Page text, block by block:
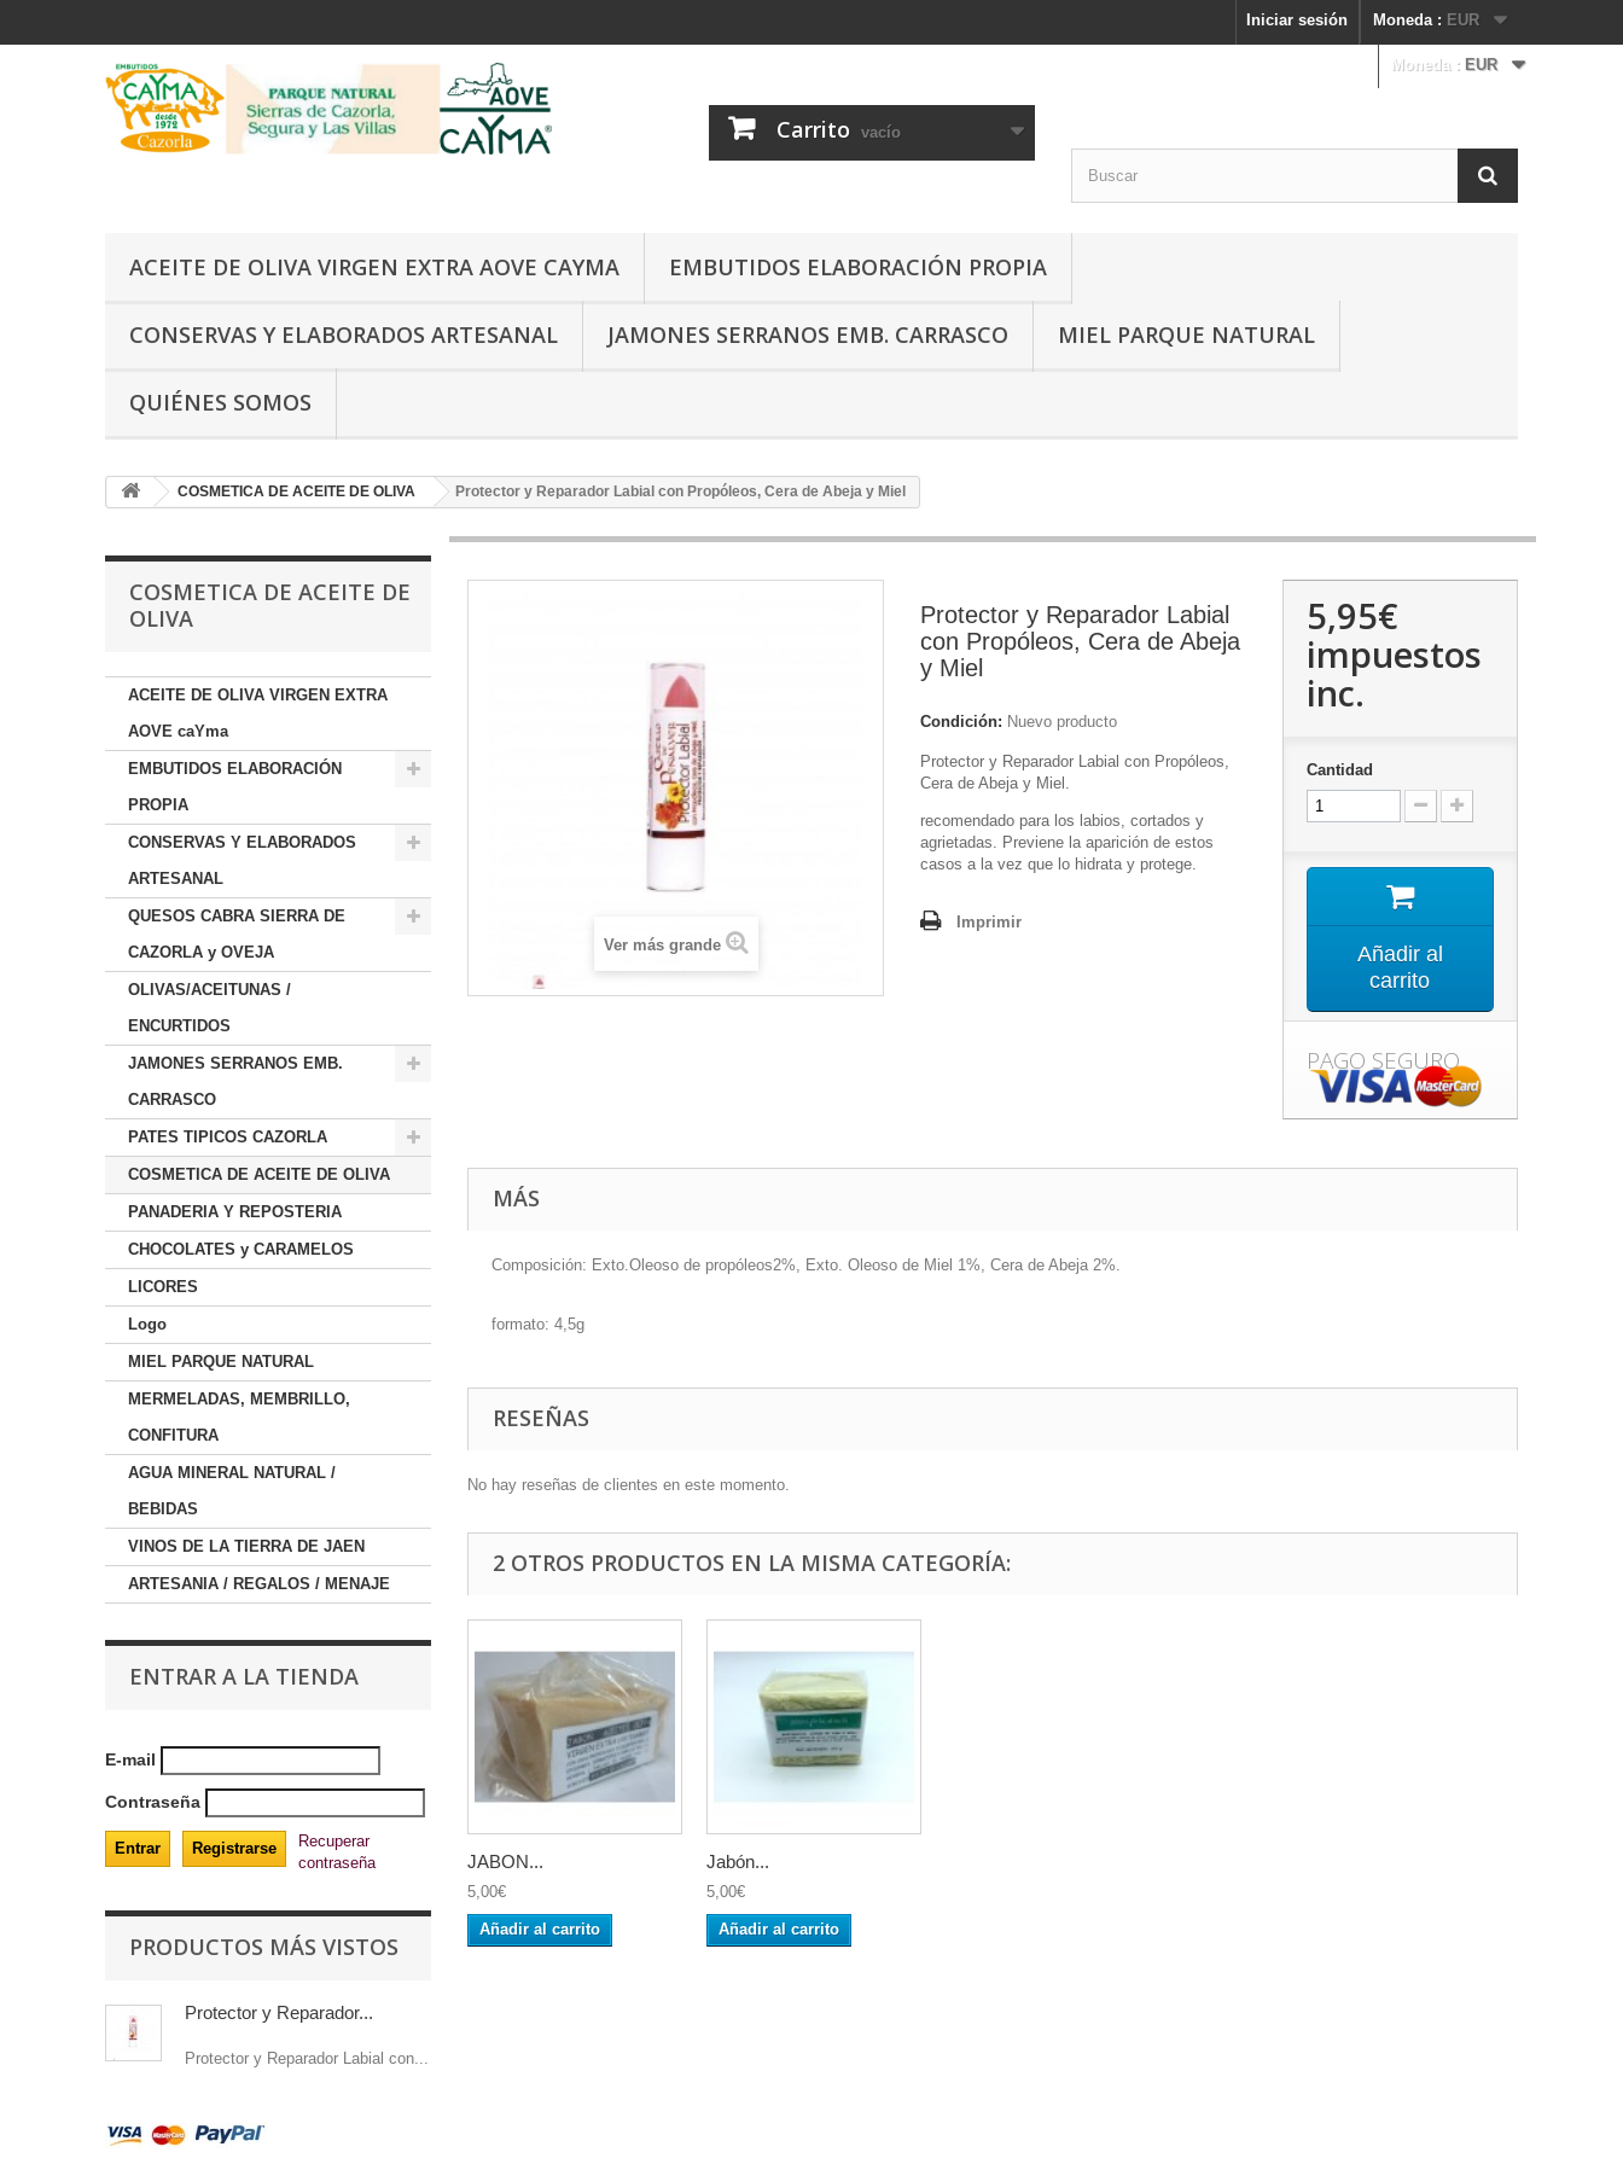
Moneda : EUR
Iniciar sesión
Moneda : EUR
Carrito vacío
ACEITE DE OLIVA VIRGEN EXTRA AOVE CAYMA EMBUTIDOS ELABORACIÓN PROPIA
CONSERVAS Y ELABORADOS ARTESANAL JAMONES SERRANOS EMB. CARRASCO MIEL PARQUE NATURAL
QUIÉNES SOMOS
COSMETICA DE ACEITE DE OLIVA Protector y Reparador Labial con Propóleos, Cera de Abeja y Miel
COSMETICA DE ACEITE DE
OLIVA
ACEITE DE OLIVA VIRGEN EXTRA
AOVE caYma
EMBUTIDOS ELABORACIÓN
PROPIA
CONSERVAS Y ELABORADOS
ARTESANAL
QUESOS CABRA SIERRA DE
CAZORLA y OVEJA
OLIVAS/ACEITUNAS /
ENCURTIDOS
JAMONES SERRANOS EMB.
CARRASCO
PATES TIPICOS CAZORLA
COSMETICA DE ACEITE DE OLIVA
PANADERIA Y REPOSTERIA
CHOCOLATES y CARAMELOS
LICORES
Logo
MIEL PARQUE NATURAL
MERMELADAS, MEMBRILLO,
CONFITURA
AGUA MINERAL NATURAL /
BEBIDAS
VINOS DE LA TIERRA DE JAEN
ARTESANIA / REGALOS / MENAJE
ENTRAR A LA TIENDA
E-mail
Contraseña
Recuperar
contraseña
PRODUCTOS MÁS VISTOS
Protector y Reparador...
Protector y Reparador Labial con...
Ver más grande
Protector y Reparador Labial
con Propóleos, Cera de Abeja
y Miel
Condición: Nuevo producto
Protector y Reparador Labial con Propóleos,
Cera de Abeja y Miel.
recomendado para los labios, cortados y
agrietadas. Previene la aparición de estos
casos a la vez que lo hidrata y protege.
Imprimir
5,95€
impuestos
inc.
Cantidad
Añadir al
carrito
PAGO SEGURO
MÁS
Composición: Exto.Oleoso de propóleos2%, Exto. Oleoso de Miel 1%, Cera de Abeja 2%.
formato: 4,5g
RESEÑAS
No hay reseñas de clientes en este momento.
2 OTROS PRODUCTOS EN LA MISMA CATEGORÍA:
JABON...
5,00€
Añadir al carrito
Jabón...
5,00€
Añadir al carrito